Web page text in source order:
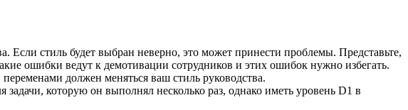
Если стиль будет выбран неверно, это может принести проблемы. Представьте,
ошибки ведут к демотивации сотрудников и этих ошибок нужно избегать.
должен меняться ваш стиль руководства.
которую он выполнял несколько раз, однако иметь уровень D1 в